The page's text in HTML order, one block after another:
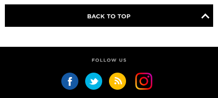
健康
スキンケア 食事
調査結果
トレーニング
好印象な男
頭皮ケア
ダイエット
理容室